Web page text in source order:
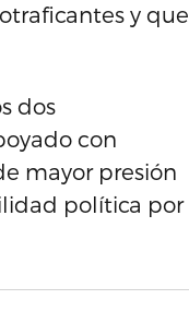
y que
dos
con
mayor presión
política por